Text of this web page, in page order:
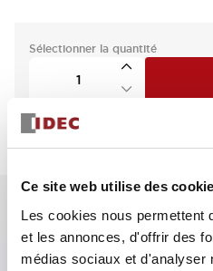
Ce site web utilise des
Les cookies nous permettent
et les annonces, d'offrir des
médias sociaux et d'analyser
Sélectionner la quantité
Caractéristiques clés